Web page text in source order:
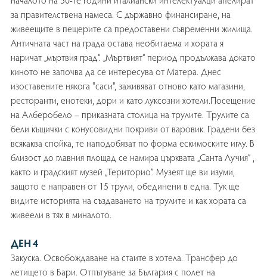
за правителствена намеса. С държавно финансиране, на
живеещите в пещерите са предоставени съвременни жилища.
Античната част на града остава необитаема и хората я
наричат „мъртвия град“. „Мъртвият“ период продължава докато
киното не започва да се интересува от Матера. Днес
изоставените някога "саси", заживяват отново като магазини,
ресторанти, енотеки, дори и като луксозни хотели.Посещение
на Алберобело – приказната столица на трулите. Трулите са
бели къщички с конусовидни покриви от варовик. Градени без
всякаква спойка, те наподобяват по форма ескимоските иглу. В
близост до главния площад се намира църквата „Санта Лучия” ,
както и градският музей „Територио”. Музеят ще ви изуми,
защото е направен от 15 трули, обединени в една. Тук ще
видите историята на създаването на трулите и как хората са
живеели в тях в миналото.
ДЕН 4
Закуска. Освобождаване на стаите в хотела. Трансфер до
летището в Бари. Отпътуване за България с полет на